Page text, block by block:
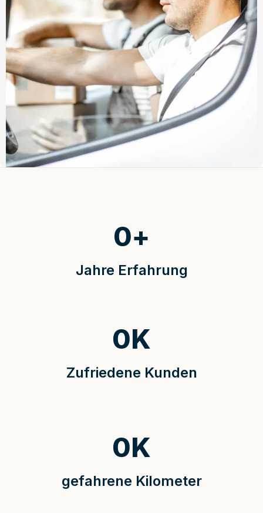
Jahre Erfahrung
0+
Zufriedene Kunden
0K
gefahrene Kilometer
0K